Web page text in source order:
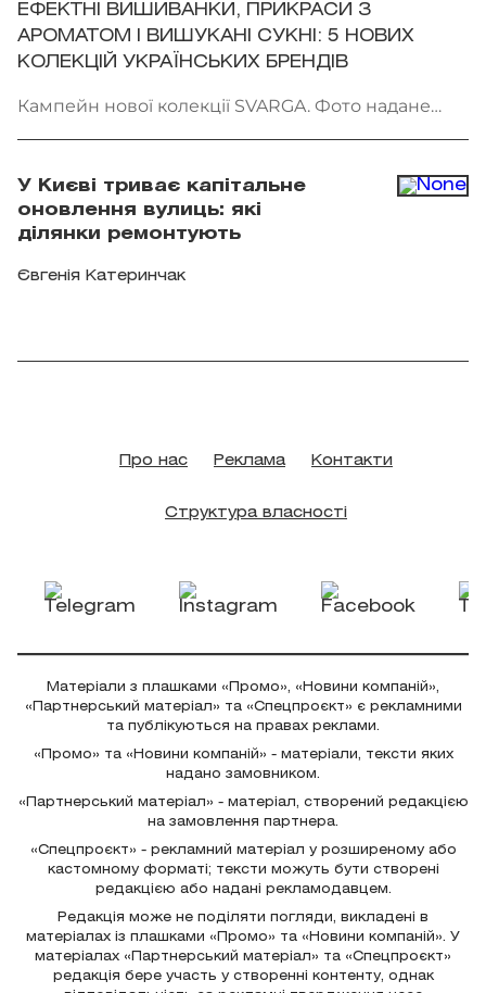
ЕФЕКТНІ ВИШИВАНКИ, ПРИКРАСИ З
АРОМАТОМ І ВИШУКАНІ СУКНІ: 5 НОВИХ
КОЛЕКЦІЙ УКРАЇНСЬКИХ БРЕНДІВ
Кампейн нової колекції SVARGA. Фото надане
У Києві триває капітальне
оновлення вулиць: які
ділянки ремонтують
Євгенія Катеринчак
Про нас Реклама Контакти
Структура власності
Матеріали з плашками «Промо», «Новини компаній»,
«Партнерський матеріал» та «Спецпроєкт» є рекламними
та публікуються на правах реклами.
«Промо» та «Новини компаній» - матеріали, тексти яких
надано замовником.
«Партнерський матеріал» - матеріал, створений редакцією
на замовлення партнера.
«Спецпроєкт» - рекламний матеріал у розширеному або
кастомному форматі; тексти можуть бути створені
редакцією або надані рекламодавцем.
Редакція може не поділяти погляди, викладені в
матеріалах із плашками «Промо» та «Новини компаній». У
матеріалах «Партнерський матеріал» та «Спецпроєкт»
редакція бере участь у створенні контенту, однак